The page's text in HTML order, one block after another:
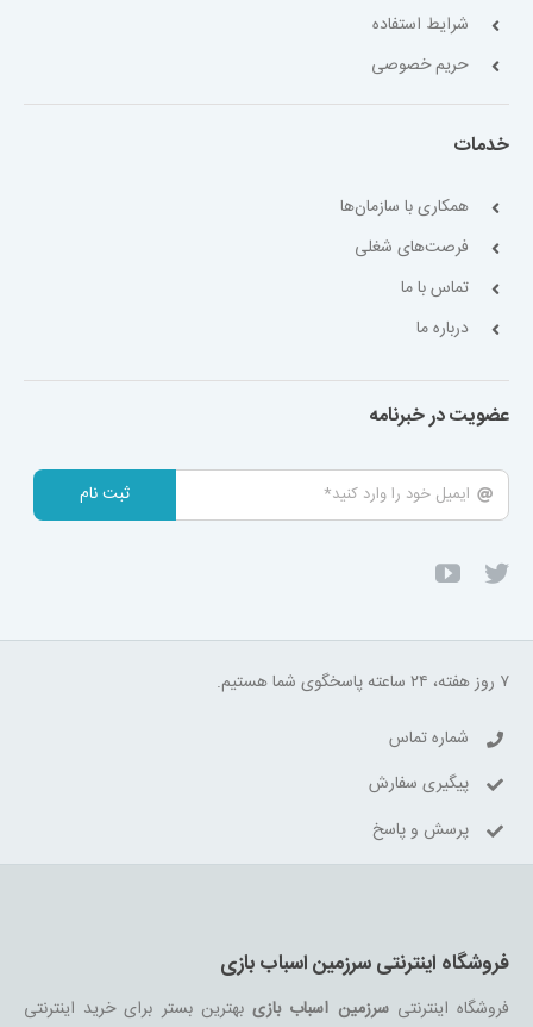
شرایط استفاده
حریم خصوصی
خدمات
همکاری با سازمان‌ها
فرصت‌های شغلی
تماس با ما
درباره ما
عضویت در خبرنامه
ثبت نام
۷ روز هفته، ۲۴ ساعته پاسخگوی شما هستیم.
شماره تماس
پیگیری سفارش
پرسش و پاسخ
فروشگاه اینترنتی سرزمین اسباب بازی
فروشگاه اینترنتیسرزمین اسباب بازیبهترین بستر برای خرید اینترنتی